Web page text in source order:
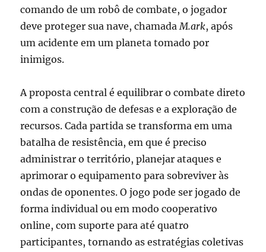
comando de um robô de combate, o jogador
deve proteger sua nave, chamadaM.ark, após
um acidente em um planeta tomado por
inimigos.
A proposta central é equilibrar o combate direto
com a construção de defesas e a exploração de
recursos. Cada partida se transforma em uma
batalha de resistência, em que é preciso
administrar o território, planejar ataques e
aprimorar o equipamento para sobreviver às
ondas de oponentes. O jogo pode ser jogado de
forma individual ou em modo cooperativo
online, com suporte para até quatro
participantes, tornando as estratégias coletivas